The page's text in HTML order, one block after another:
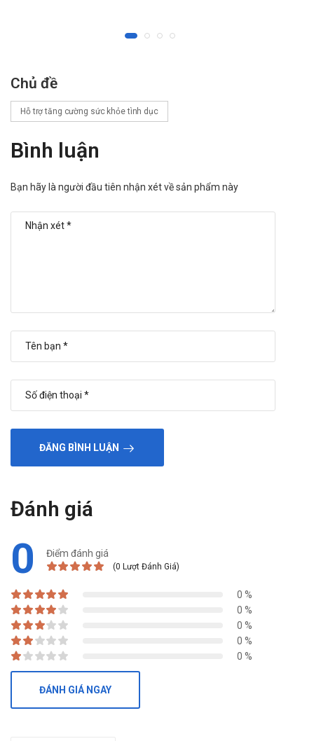
Chủ đề
Hỗ trợ tăng cường sức khỏe tình dục
Bình luận
Bạn hãy là người đầu tiên nhận xét về sản phẩm này
ĐĂNG BÌNH LUẬN
Đánh giá
0 Điểm đánh giá
(0 Lượt Đánh Giá)
0 %
0 %
0 %
0 %
0 %
ĐÁNH GIÁ NGAY